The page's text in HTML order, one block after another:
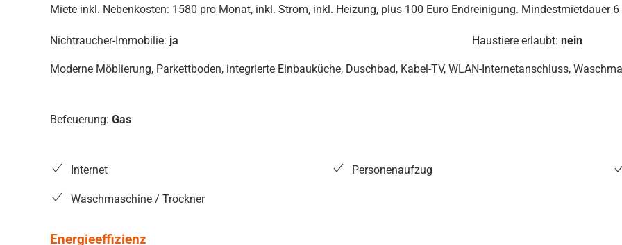
Miete inkl. Nebenkosten: 1580 pro Monat, inkl. Strom, inkl. Heizung, plus 100 Euro Endreinigung. Mindestmietdauer
Nichtraucher-Immobilie: ja Haustiere erlaubt: nein
Moderne Möblierung, Parkettboden, integrierte Einbauküche, Duschbad, Kabel-TV, WLAN-Internetanschluss,
Befeuerung: Gas
Internet Personenaufzug
Waschmaschine / Trockner